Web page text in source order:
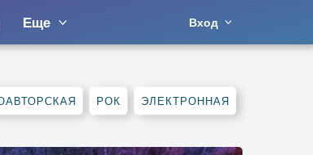
Еще Вход
РОК ЭЛЕКТРОННАЯ